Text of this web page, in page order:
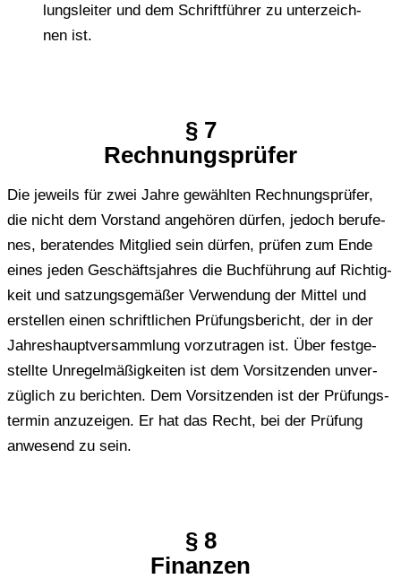
lungs­lei­ter und dem Schrift­füh­rer zu unter­zeich­
nen ist.
§ 7
Rech­nungs­prü­fer
Die jeweils für zwei Jahre gewähl­ten Rech­nungs­prü­fer,
die nicht dem Vor­stand ange­hö­ren dürfen, jedoch beru­fe­
nes, bera­ten­des Mit­glied sein dürfen, prüfen zum Ende
eines jeden Geschäfts­jah­res die Buch­füh­rung auf Rich­tig­
keit und sat­zungs­ge­mä­ßer Ver­wen­dung der Mittel und
erstel­len einen schrift­li­chen Prü­fungs­be­richt, der in der
Jah­res­haupt­ver­samm­lung vor­zu­tra­gen ist. Über fest­ge­
stell­te Unre­gel­mä­ßig­kei­ten ist dem Vor­sit­zen­den unver­
züg­lich zu berich­ten. Dem Vor­sit­zen­den ist der Prü­fungs­
ter­min anzu­zei­gen. Er hat das Recht, bei der Prü­fung
anwe­send zu sein.
§ 8
Finan­zen